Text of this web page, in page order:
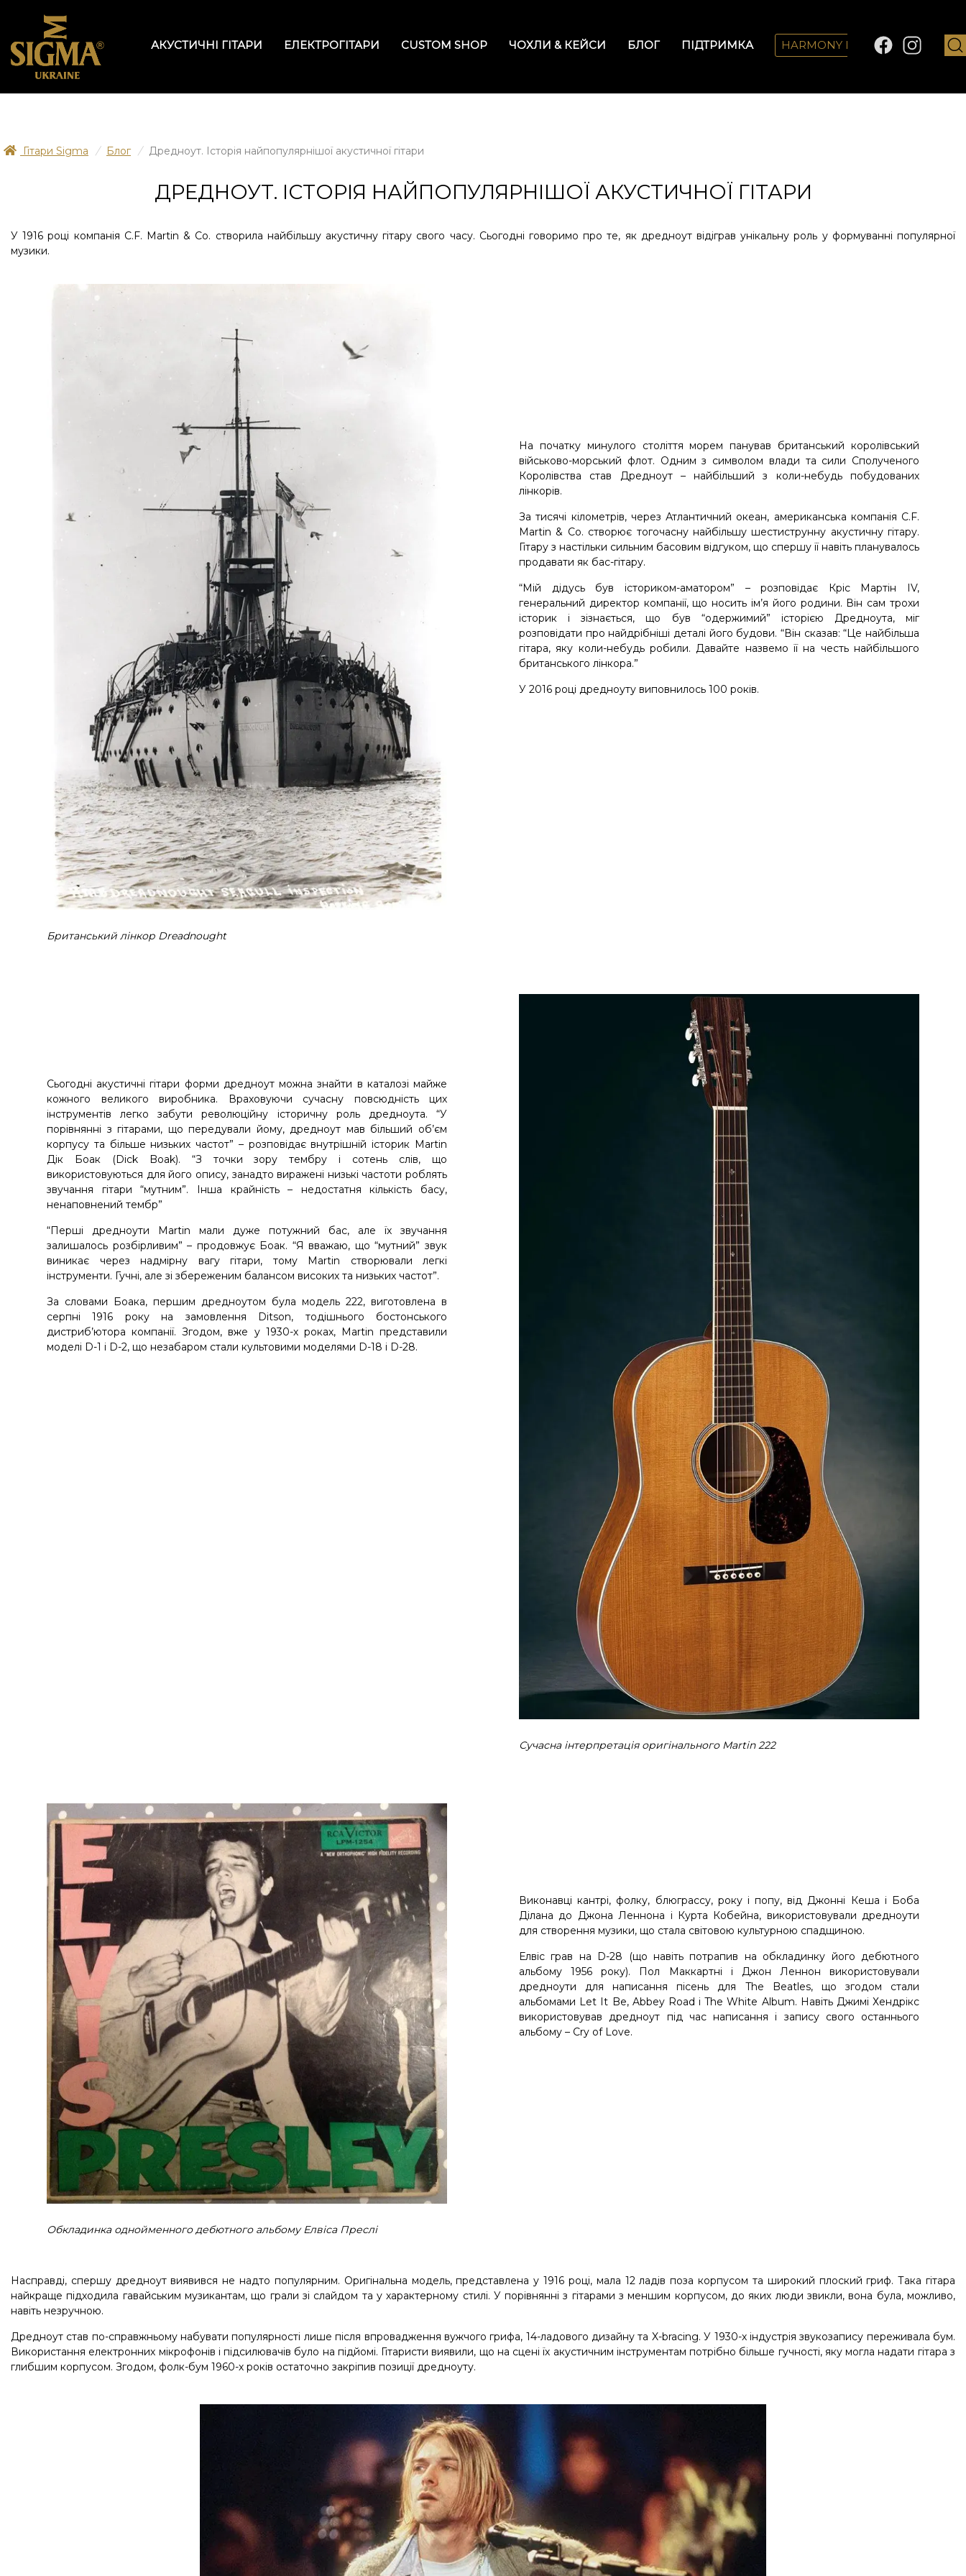
АКУСТИЧНІ ГІТАРИ ЕЛЕКТРОГІТАРИ CUSTOM SHOP ЧОХЛИ & КЕЙСИ БЛОГ ПІДТРИМКА HARMONY LAB
Гітари Sigma / Блог / Дредноут. Історія найпопулярнішої акустичної гітари
ДРЕДНОУТ. ІСТОРІЯ НАЙПОПУЛЯРНІШОЇ АКУСТИЧНОЇ ГІТАРИ
У 1916 році компанія C.F. Martin & Co. створила найбільшу акустичну гітару свого часу. Сьогодні говоримо про те, як дредноут відіграв унікальну роль у формуванні популярної
музики.
Британський лінкор Dreadnought
На початку минулого століття морем панував британський королівський
військово-морський флот. Одним з символом влади та сили Сполученого
Королівства став Дредноут – найбільший з коли-небудь побудованих
лінкорів.
За тисячі кілометрів, через Атлантичний океан, американська компанія C.F.
Martin & Co. створює тогочасну найбільшу шестиструнну акустичну гітару.
Гітару з настільки сильним басовим відгуком, що спершу її навіть планувалось
продавати як бас-гітару.
“Мій дідусь був істориком-аматором” – розповідає Кріс Мартін IV,
генеральний директор компанії, що носить ім’я його родини. Він сам трохи
історик і зізнається, що був “одержимий” історією Дредноута, міг
розповідати про найдрібніші деталі його будови. “Він сказав: “Це найбільша
гітара, яку коли-небудь робили. Давайте назвемо її на честь найбільшого
британського лінкора.”
У 2016 році дредноуту виповнилось 100 років.
Сьогодні акустичні гітари форми дредноут можна знайти в каталозі майже
кожного великого виробника. Враховуючи сучасну повсюдність цих
інструментів легко забути революційну історичну роль дредноута. “У
порівнянні з гітарами, що передували йому, дредноут мав більший об’єм
корпусу та більше низьких частот” – розповідає внутрішній історик Martin
Дік Боак (Dick Boak). “З точки зору тембру і сотень слів, що
використовуються для його опису, занадто виражені низькі частоти роблять
звучання гітари “мутним”. Інша крайність – недостатня кількість басу,
ненаповнений тембр”
“Перші дредноути Martin мали дуже потужний бас, але їх звучання
залишалось розбірливим” – продовжує Боак. “Я вважаю, що “мутний” звук
виникає через надмірну вагу гітари, тому Martin створювали легкі
інструменти. Гучні, але зі збереженим балансом високих та низьких частот”.
За словами Боака, першим дредноутом була модель 222, виготовлена в
серпні 1916 року на замовлення Ditson, тодішнього бостонського
дистриб’ютора компанії. Згодом, вже у 1930-х роках, Martin представили
моделі D-1 і D-2, що незабаром стали культовими моделями D-18 і D-28.
Сучасна інтерпретація оригінального Martin 222
Обкладинка однойменного дебютного альбому Елвіса Преслі
Виконавці кантрі, фолку, блюграссу, року і попу, від Джонні Кеша і Боба
Ділана до Джона Леннона і Курта Кобейна, використовували дредноути
для створення музики, що стала світовою культурною спадщиною.
Елвіс грав на D-28 (що навіть потрапив на обкладинку його дебютного
альбому 1956 року). Пол Маккартні і Джон Леннон використовували
дредноути для написання пісень для The Beatles, що згодом стали
альбомами Let It Be, Abbey Road і The White Album. Навіть Джимі Хендрікс
використовував дредноут під час написання і запису свого останнього
альбому – Cry of Love.
Насправді, спершу дредноут виявився не надто популярним. Оригінальна модель, представлена у 1916 році, мала 12 ладів поза корпусом та широкий плоский гриф. Така гітара
найкраще підходила гавайським музикантам, що грали зі слайдом та у характерному стилі. У порівнянні з гітарами з меншим корпусом, до яких люди звикли, вона була, можливо,
навіть незручною.
Дредноут став по-справжньому набувати популярності лише після впровадження вужчого грифа, 14-ладового дизайну та X-bracing. У 1930-х індустрія звукозапису переживала бум.
Використання електронних мікрофонів і підсилювачів було на підйомі. Гітаристи виявили, що на сцені їх акустичним інструментам потрібно більше гучності, яку могла надати гітара з
глибшим корпусом. Згодом, фолк-бум 1960-х років остаточно закріпив позиції дредноуту.